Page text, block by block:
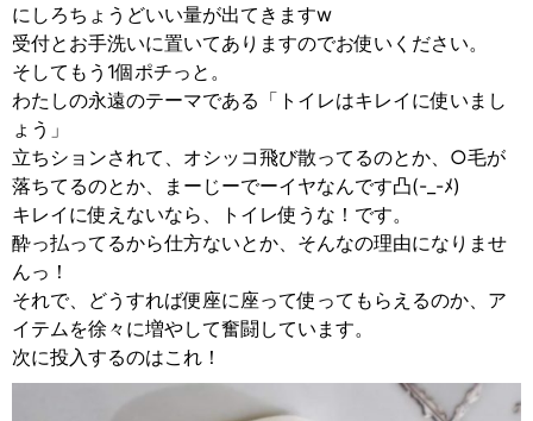
にしろちょうどいい量が出てきますw
受付とお手洗いに置いてありますのでお使いください。
そしてもう1個ポチっと。
わたしの永遠のテーマである「トイレはキレイに使いまし
ょう」
立ちションされて、オシッコ飛び散ってるのとか、○毛が
落ちてるのとか、まーじーでーイヤなんです凸(-_-ﾒ)
キレイに使えないなら、トイレ使うな！です。
酔っ払ってるから仕方ないとか、そんなの理由になりませ
んっ！
それで、どうすれば便座に座って使ってもらえるのか、ア
イテムを徐々に増やして奮闘しています。
次に投入するのはこれ！